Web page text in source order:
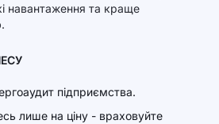
навантаження та краще
підприємства.
лише на ціну - враховуйте